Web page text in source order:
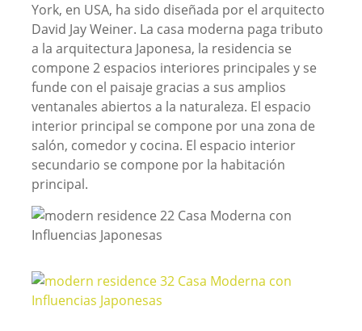
York, en USA, ha sido diseñada por el arquitecto
David Jay Weiner. La casa moderna paga tributo
a la arquitectura Japonesa, la residencia se
compone 2 espacios interiores principales y se
funde con el paisaje gracias a sus amplios
ventanales abiertos a la naturaleza. El espacio
interior principal se compone por una zona de
salón, comedor y cocina. El espacio interior
secundario se compone por la habitación
principal.